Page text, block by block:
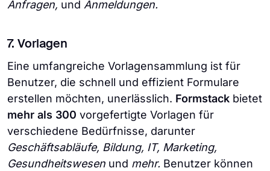
Anfragen, und Anmeldungen.
7. Vorlagen
Eine umfangreiche Vorlagensammlung ist für
Benutzer, die schnell und effizient Formulare
erstellen möchten, unerlässlich. Formstack bietet
mehr als 300 vorgefertigte Vorlagen für
verschiedene Bedürfnisse, darunter
Geschäftsabläufe, Bildung, IT, Marketing,
Gesundheitswesen und mehr. Benutzer können